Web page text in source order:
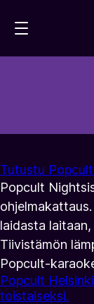
sisältöön
Tutustu
Popcult
laidasta
Tiivistämön
Popcult-
Popcult
toistaiseksi.